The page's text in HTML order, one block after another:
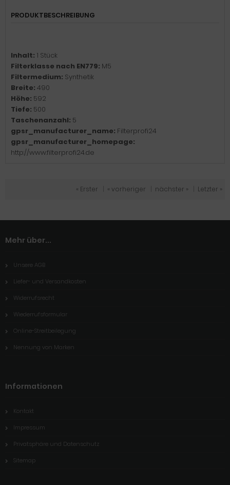
PRODUKTBESCHREIBUNG
Inhalt: 1 Stück
Filterklasse nach EN779: M5
Filtermedium: Synthetik
Breite: 490
Höhe: 592
Tiefe: 500
Taschenanzahl: 5
gpsr_manufacturer_name: Filterprofi24
gpsr_manufacturer_homepage:
http://www.filterprofi24.de
« Erster « vorheriger nächster » Letzter »
Mehr über...
Unsere AGB
Liefer- und Versandkosten
Widerrufsrecht
Wiederrufsformular
Online-Streitbeilegung
Nennung von Marken
Informationen
Kontakt
Impressum
Privatsphäre und Datenschutz
Sitemap